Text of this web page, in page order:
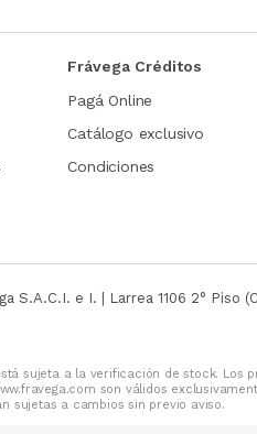
Frávega Créditos
Pagá Online
Catálogo exclusivo
Condiciones
S.A.C.I. e I. | Larrea 1106 2° Piso
sujeta a la verificación de stock. Los
son válidos
sujetas a cambios sin previo aviso.